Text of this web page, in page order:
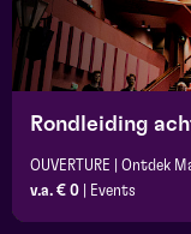
Rondleiding
OUVERTURE | Ontdek
v.a. € 0
Events